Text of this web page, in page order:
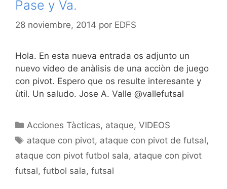
Pase y Va.
28 noviembre, 2014 por EDFS
Hola. En esta nueva entrada os adjunto un
nuevo video de anàlisis de una acciòn de juego
con pivot. Espero que os resulte interesante y
ùtil. Un saludo. Jose A. Valle @vallefutsal
Categorías
Acciones Tàcticas, ataque,VIDEOS
Etiquetas
ataque con pivot, ataque con pivot de futsal,
ataque con pivot futbol sala, ataque con pivot
futsal, futbol sala, futsal